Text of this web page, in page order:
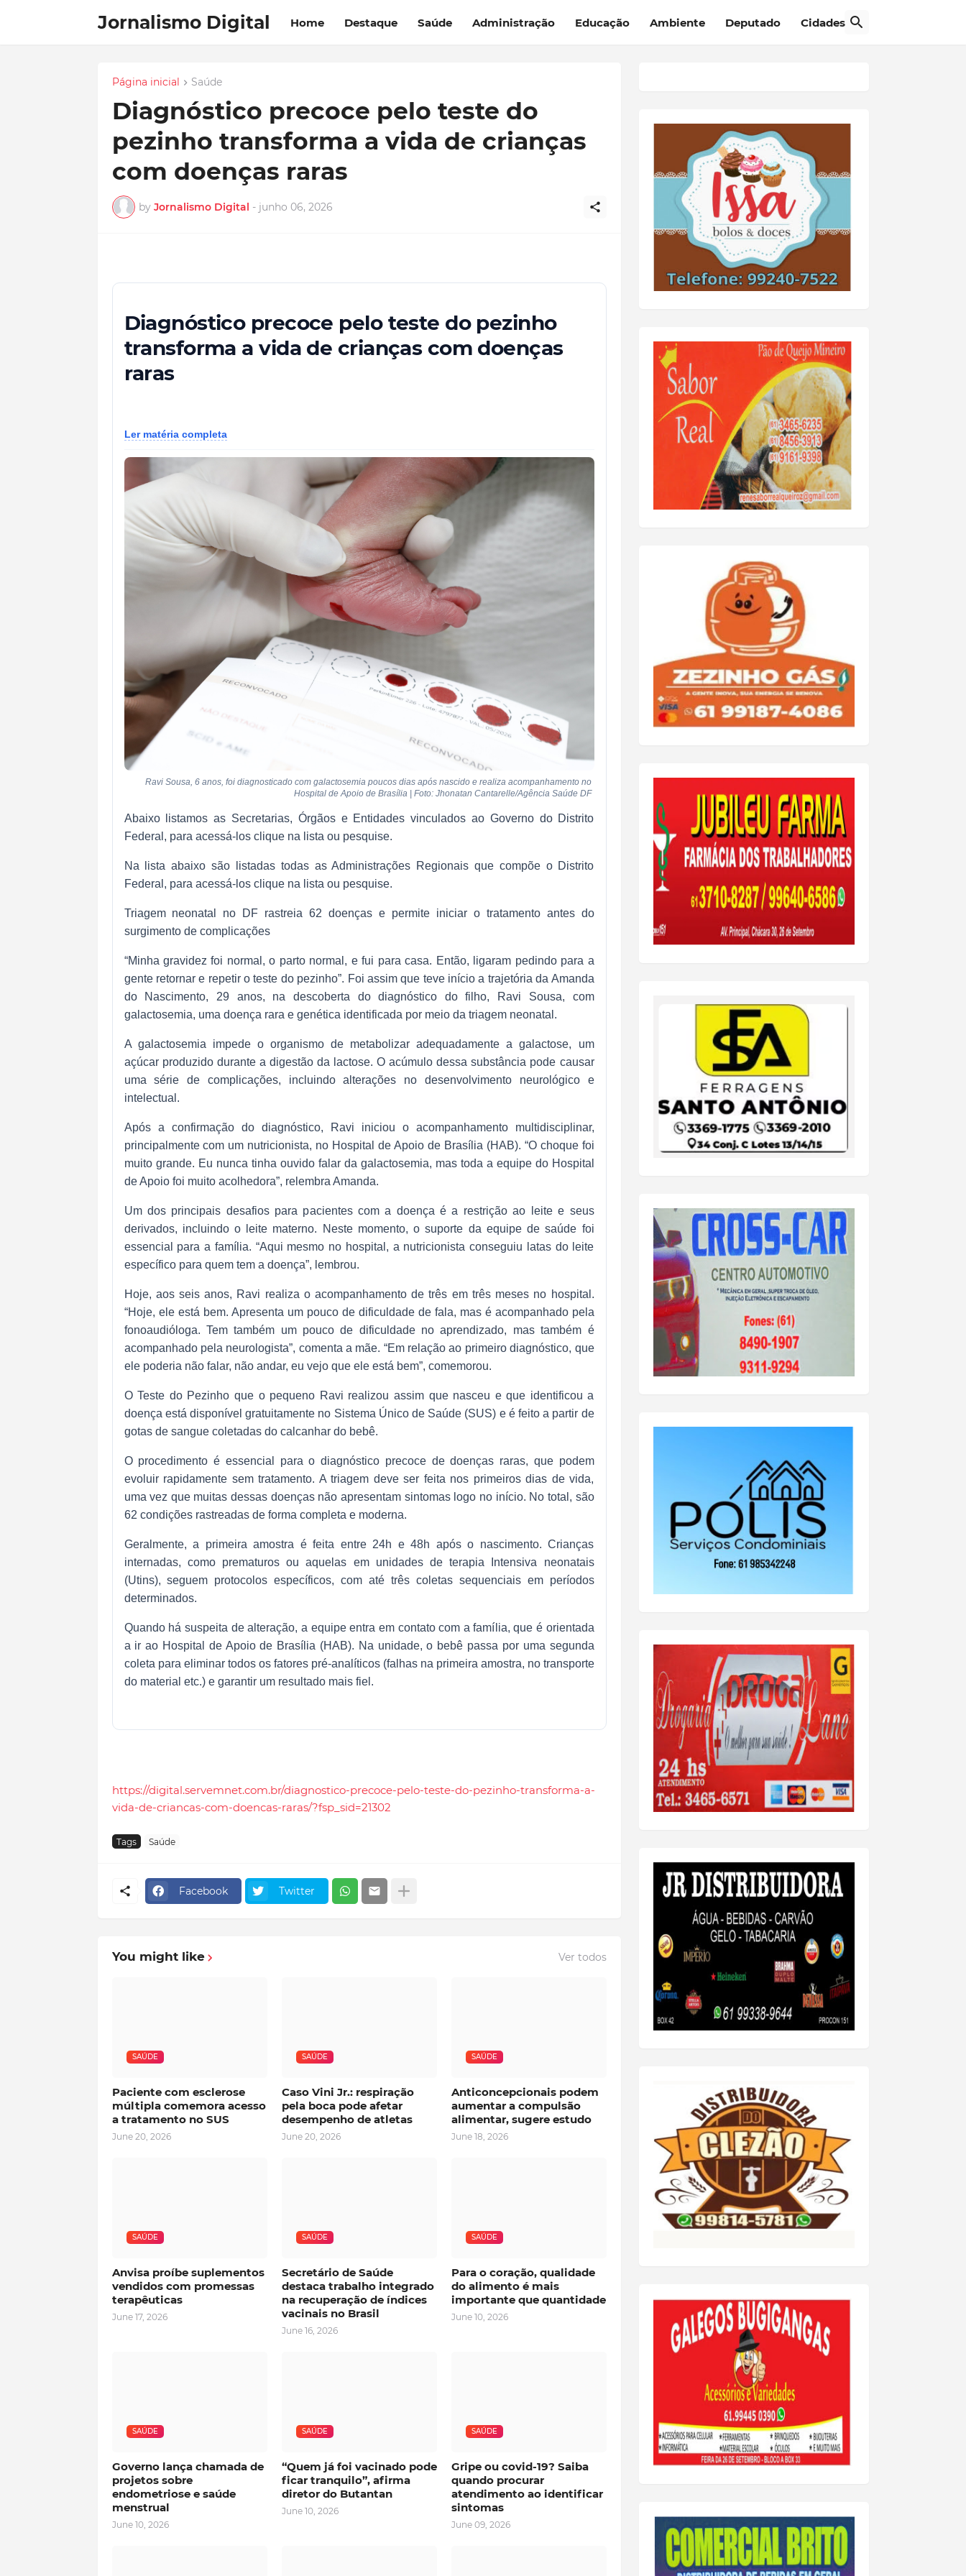
Jornalismo Digital Home Destaque Saúde Administração Educação Ambiente Deputado Cidades
Página inicial Saúde
Diagnóstico precoce pelo teste do
pezinho transforma a vida de crianças
com doenças raras
by Jornalismo Digital - junho 06, 2026
Diagnóstico precoce pelo teste do pezinho
transforma a vida de crianças com doenças
raras
Ler matéria completa
Ravi Sousa, 6 anos, foi diagnosticado com galactosemia poucos dias após nascido e realiza acompanhamento no
Hospital de Apoio de Brasília | Foto: Jhonatan Cantarelle/Agência Saúde DF
Abaixo listamos as Secretarias, Órgãos e Entidades vinculados ao Governo do Distrito
Federal, para acessá-los clique na lista ou pesquise.
Na lista abaixo são listadas todas as Administrações Regionais que compõe o Distrito
Federal, para acessá-los clique na lista ou pesquise.
Triagem neonatal no DF rastreia 62 doenças e permite iniciar o tratamento antes do
surgimento de complicações
“Minha gravidez foi normal, o parto normal, e fui para casa. Então, ligaram pedindo para a
gente retornar e repetir o teste do pezinho”. Foi assim que teve início a trajetória da Amanda
do Nascimento, 29 anos, na descoberta do diagnóstico do filho, Ravi Sousa, com
galactosemia, uma doença rara e genética identificada por meio da triagem neonatal.
A galactosemia impede o organismo de metabolizar adequadamente a galactose, um
açúcar produzido durante a digestão da lactose. O acúmulo dessa substância pode causar
uma série de complicações, incluindo alterações no desenvolvimento neurológico e
intelectual.
Após a confirmação do diagnóstico, Ravi iniciou o acompanhamento multidisciplinar,
principalmente com um nutricionista, no Hospital de Apoio de Brasília (HAB). “O choque foi
muito grande. Eu nunca tinha ouvido falar da galactosemia, mas toda a equipe do Hospital
de Apoio foi muito acolhedora”, relembra Amanda.
Um dos principais desafios para pacientes com a doença é a restrição ao leite e seus
derivados, incluindo o leite materno. Neste momento, o suporte da equipe de saúde foi
essencial para a família. “Aqui mesmo no hospital, a nutricionista conseguiu latas do leite
específico para quem tem a doença”, lembrou.
Hoje, aos seis anos, Ravi realiza o acompanhamento de três em três meses no hospital.
“Hoje, ele está bem. Apresenta um pouco de dificuldade de fala, mas é acompanhado pela
fonoaudióloga. Tem também um pouco de dificuldade no aprendizado, mas também é
acompanhado pela neurologista”, comenta a mãe. “Em relação ao primeiro diagnóstico, que
ele poderia não falar, não andar, eu vejo que ele está bem”, comemorou.
O Teste do Pezinho que o pequeno Ravi realizou assim que nasceu e que identificou a
doença está disponível gratuitamente no Sistema Único de Saúde (SUS) e é feito a partir de
gotas de sangue coletadas do calcanhar do bebê.
O procedimento é essencial para o diagnóstico precoce de doenças raras, que podem
evoluir rapidamente sem tratamento. A triagem deve ser feita nos primeiros dias de vida,
uma vez que muitas dessas doenças não apresentam sintomas logo no início. No total, são
62 condições rastreadas de forma completa e moderna.
Geralmente, a primeira amostra é feita entre 24h e 48h após o nascimento. Crianças
internadas, como prematuros ou aquelas em unidades de terapia Intensiva neonatais
(Utins), seguem protocolos específicos, com até três coletas sequenciais em períodos
determinados.
Quando há suspeita de alteração, a equipe entra em contato com a família, que é orientada
a ir ao Hospital de Apoio de Brasília (HAB). Na unidade, o bebê passa por uma segunda
coleta para eliminar todos os fatores pré-analíticos (falhas na primeira amostra, no transporte
do material etc.) e garantir um resultado mais fiel.
https://digital.servemnet.com.br/diagnostico-precoce-pelo-teste-do-pezinho-transforma-a-
vida-de-criancas-com-doencas-raras/?fsp_sid=21302
Tags Saúde
Facebook Twitter
You might like Ver todos
SAÚDE
Paciente com esclerose
múltipla comemora acesso
a tratamento no SUS
June 20, 2026
SAÚDE
Caso Vini Jr.: respiração
pela boca pode afetar
desempenho de atletas
June 20, 2026
SAÚDE
Anticoncepcionais podem
aumentar a compulsão
alimentar, sugere estudo
June 18, 2026
SAÚDE
Anvisa proíbe suplementos
vendidos com promessas
terapêuticas
June 17, 2026
SAÚDE
Secretário de Saúde
destaca trabalho integrado
na recuperação de índices
vacinais no Brasil
June 16, 2026
SAÚDE
Para o coração, qualidade
do alimento é mais
importante que quantidade
June 10, 2026
SAÚDE
Governo lança chamada de
projetos sobre
endometriose e saúde
menstrual
June 10, 2026
SAÚDE
“Quem já foi vacinado pode
ficar tranquilo”, afirma
diretor do Butantan
June 10, 2026
SAÚDE
Gripe ou covid-19? Saiba
quando procurar
atendimento ao identificar
sintomas
June 09, 2026